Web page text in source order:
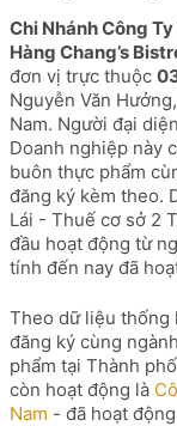
hoặc
mã
số
thuế
...
Chi Nhánh Công
Hàng Chang’s
đơn vị trực thuộc
Nguyễn Văn
Nam. Người đại
Doanh nghiệp này
buôn thực phẩm
đăng ký kèm theo.
Lái - Thuế cơ sở 2
đầu hoạt động từ
tính đến nay đã
Theo dữ liệu thống
đăng ký cùng
phẩm tại Thành
còn hoạt động là
Nam - đã hoạt